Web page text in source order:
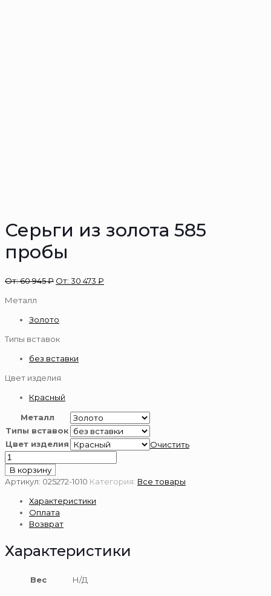
Серьги из золота 585
пробы
От:60 945₽ От: 30 473 ₽
Металл
Золото
Типы вставок
без вставки
Цвет изделия
Красный
Металл
Типы вставок
Цвет изделия
Очистить
Количество
товара
Серьги
золота
пробы
В корзину
Артикул: 025272-1010 Категория: Все товары
Характеристики
Оплата
Возврат
Характеристики
Вес Н/Д